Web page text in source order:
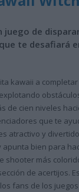
juego de
te desafiará
kawaii a
de cien niveles
que te
atractivo y
apunta bien para
shooter más
de acertijos.
fans de los